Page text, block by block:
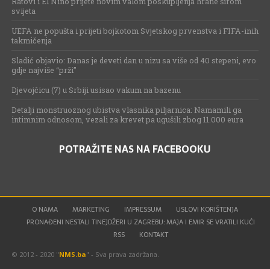
svijeta
UEFA ne popušta i prijeti bojkotom Svjetskog prvenstva i FIFA-inih
takmičenja
Sladić objavio: Danas je deveti dan u nizu sa više od 40 stepeni, evo
gdje najviše “prži”
Djevojčicu (7) u Srbiji usisao vakum na bazenu
Detalji monstruoznog ubistva vlasnika piljarnica: Namamili ga
intimnim odnosom, vezali za krevet pa ugušili zbog 11.000 eura
POTRAŽITE NAS NA FACEBOOKU
O NAMA MARKETING IMPRESSUM
USLOVI KORIŠTENJA
PRONAĐENI NESTALI TINEJDŽERI U ZAGREBU: MAJA I EMIR SE VRATILI KUĆI
RSS
KONTAKT
© 2012 - 2020 "NMS.ba" - Sva prava zadržana.